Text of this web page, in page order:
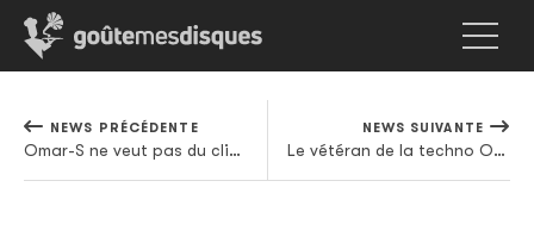
NEWS PRÉCÉDENTE
Omar-S ne veut pas du climat hivernal
NEWS SUIVANTE
Le vétéran de la techno Oscar Mulero revient avec un nouvel album